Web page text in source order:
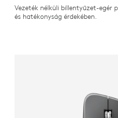
Vezeték nélküli billentyűzet-egér
és hatékonyság érdekében.